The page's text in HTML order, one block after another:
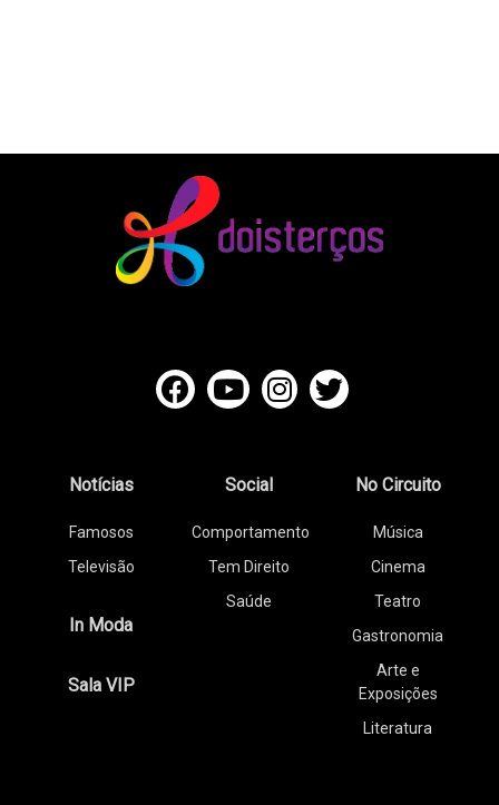
Notícias
Famosos
Televisão
In Moda
Sala VIP
Social
Comportamento
Tem Direito
Saúde
No Circuito
Música
Cinema
Teatro
Gastronomia
Arte e
Exposições
Literatura